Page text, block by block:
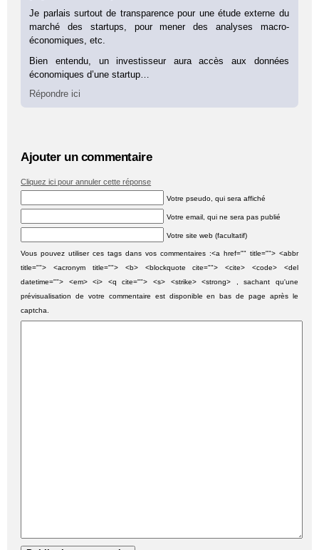
Je parlais surtout de transparence pour une étude externe du
marché des startups, pour mener des analyses macro-
économiques, etc.
Bien entendu, un investisseur aura accès aux données
économiques d’une startup…
Répondre ici
Ajouter un commentaire
Cliquez ici pour annuler cette réponse
Votre pseudo, qui sera affiché
Votre email, qui ne sera pas publié
Votre site web (facultatif)
Vous pouvez utiliser ces tags dans vos commentaires :<a href="" title=""> <abbr
title=""> <acronym title=""> <b> <blockquote cite=""> <cite> <code> <del
datetime=""> <em> <i> <q cite=""> <s> <strike> <strong> , sachant qu'une
prévisualisation de votre commentaire est disponible en bas de page après le
captcha.